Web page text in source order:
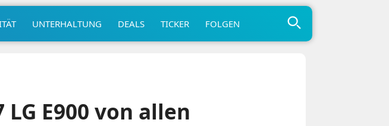
UNTERHALTUNG DEALS TICKER FOLGEN
E900 von allen